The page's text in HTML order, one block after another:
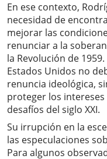
En ese contexto,
necesidad de
mejorar las
renunciar a la
la Revolución de
Estados Unidos no
renuncia ideológica,
proteger los
desafíos del siglo XXI.
Su irrupción en la
las especulaciones
Para algunos